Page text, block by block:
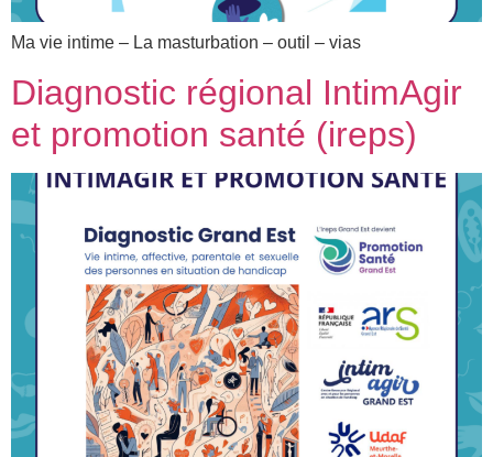
Ma vie intime – La masturbation – outil – vias
Diagnostic régional IntimAgir
et promotion santé (ireps)